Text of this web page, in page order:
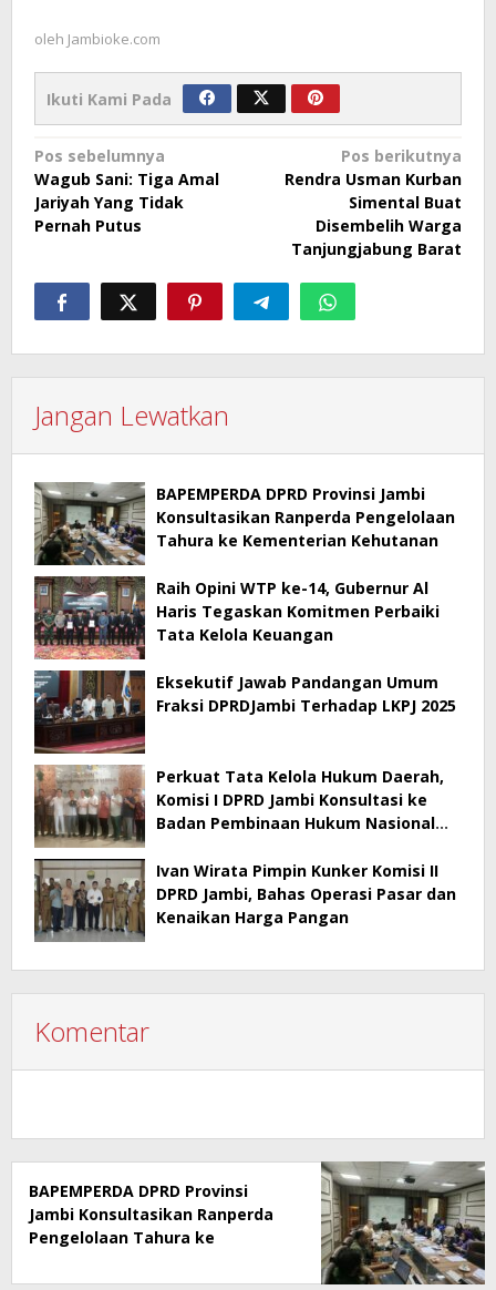
oleh Jambioke.com
Ikuti Kami Pada
Navigasi
pos
Pos sebelumnya
Wagub Sani: Tiga Amal
Jariyah Yang Tidak
Pernah Putus
Pos berikutnya
Rendra Usman Kurban
Simental Buat
Disembelih Warga
Tanjungjabung Barat
Jangan Lewatkan
BAPEMPERDA DPRD Provinsi Jambi
Konsultasikan Ranperda Pengelolaan
Tahura ke Kementerian Kehutanan
Raih Opini WTP ke-14, Gubernur Al
Haris Tegaskan Komitmen Perbaiki
Tata Kelola Keuangan
Eksekutif Jawab Pandangan Umum
Fraksi DPRDJambi Terhadap LKPJ 2025
Perkuat Tata Kelola Hukum Daerah,
Komisi I DPRD Jambi Konsultasi ke
Badan Pembinaan Hukum Nasional
Ivan Wirata Pimpin Kunker Komisi II
DPRD Jambi, Bahas Operasi Pasar dan
Kenaikan Harga Pangan
Komentar
BAPEMPERDA DPRD Provinsi
Jambi Konsultasikan Ranperda
Pengelolaan Tahura ke